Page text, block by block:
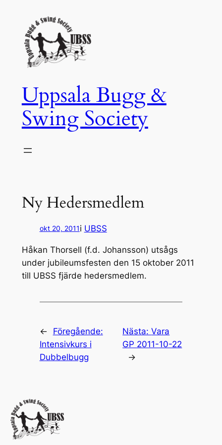
innehåll
Uppsala Bugg &
Swing Society
Ny Hedersmedlem
okt 20, 2011i UBSS
Håkan Thorsell (f.d. Johansson) utsågs
under jubileumsfesten den 15 oktober 2011
till UBSS fjärde hedersmedlem.
←
Föregående:
Intensivkurs i
Dubbelbugg
Nästa:Vara
GP 2011-10-22
→